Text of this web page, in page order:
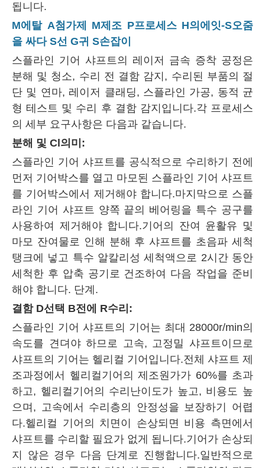
됩니다.
M에탈 A첨가제 M제조 P프로세스H의 에잇-S오줌
을 싸다 S선 G귀 S손잡이
스플라인 기어 샤프트의 레이저 금속 증착 공정은
분해 및 청소, 수리 전 결함 감지, 수리된 부품의 절
단 및 연마, 레이저 클래딩, 스플라인 가공, 동적 균
형 테스트 및 수리 후 결함 감지입니다.각 프로세스
의 세부 요구사항은 다음과 같습니다.
분해 및 Cl 의미:
스플라인 기어 샤프트를 공식적으로 수리하기 전에
먼저 기어박스를 열고 마모된 스플라인 기어 샤프트
를 기어박스에서 제거해야 합니다.마지막으로 스플
라인 기어 샤프트 양쪽 끝의 베어링을 특수 공구를
사용하여 제거해야 합니다.기어의 잔여 윤활유 및
마모 잔여물로 인해 분해 후 샤프트를 초음파 세척
탱크에 넣고 특수 알칼리성 세척액으로 2시간 동안
세척한 후 압축 공기로 건조하여 다음 작업을 준비
해야 합니다. 단계.
결함 D선택 B전에 R수리:
스플라인 기어 샤프트의 기어는 최대 28000r/min의
속도를 견뎌야 하므로 고속, 고정밀 샤프트이므로
샤프트의 기어는 헬리컬 기어입니다.전체 샤프트 제
조과정에서 헬리컬기어의 제조원가가 60%를 초과
하고, 헬리컬기어의 수리난이도가 높고, 비용도 높
으며, 고속에서 수리층의 안정성을 보장하기 어렵
다.헬리컬 기어의 치면이 손상되면 비용 측면에서
샤프트를 수리할 필요가 없게 됩니다.기어가 손상되
지 않은 경우 다음 단계로 진행합니다.일반적으로